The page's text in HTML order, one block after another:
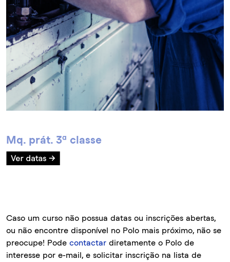
Mq. prát. 3ª classe
Caso um curso não possua datas ou inscrições abertas,
ou não encontre disponível no Polo mais próximo, não se
preocupe! Pode contactar diretamente o Polo de
interesse por e-mail, e solicitar inscrição na lista de